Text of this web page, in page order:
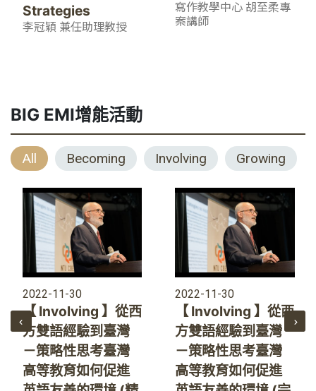
Strategies
李冠穎 兼任助理教授
寫作教學中心 胡至柔專
案講師
BIG EMI增能活動
All Becoming Involving Growing
2022-11-30
【 Involving 】從西
方雙語經驗到臺灣
－策略性思考臺灣
高等教育如何促進
2022-11-30
【 Involving 】從西
方雙語經驗到臺灣
－策略性思考臺灣
高等教育如何促進